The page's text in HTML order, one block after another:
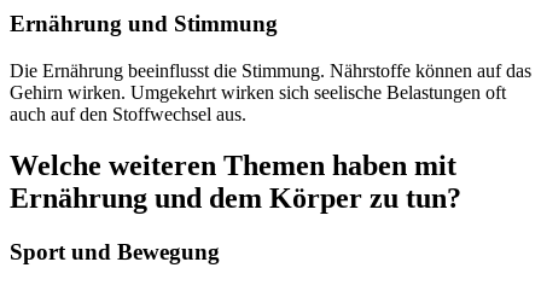
Ernährung und Stimmung
Die Ernährung beeinflusst die Stimmung. Nährstoffe können auf das
Gehirn wirken. Umgekehrt wirken sich seelische Belastungen oft
auch auf den Stoffwechsel aus.
Welche weiteren Themen haben mit
Ernährung und dem Körper zu tun?
Sport und Bewegung